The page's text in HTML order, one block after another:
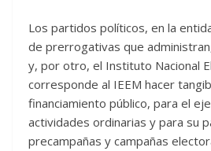
Los partidos políticos, en la
de prerrogativas que
y, por otro, el Instituto Nacional
corresponde al IEEM hacer
financiamiento público, para el
actividades ordinarias y para su
precampañas y campañas